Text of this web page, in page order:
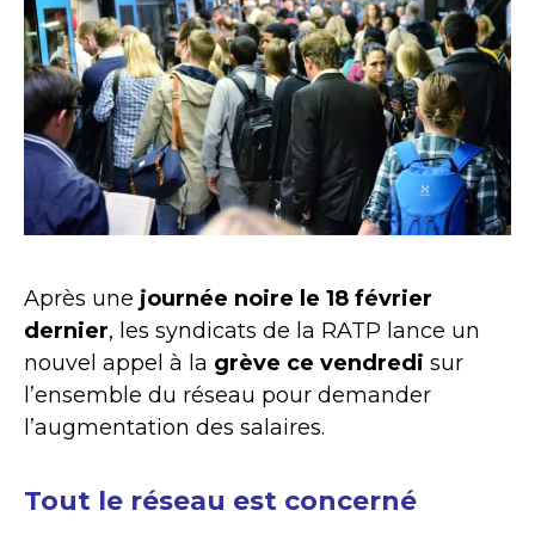
Après une journée noire le 18 février
dernier, les syndicats de la RATP lance un
nouvel appel à la grève ce vendredi sur
l’ensemble du réseau pour demander
l’augmentation des salaires.
Tout le réseau est concerné